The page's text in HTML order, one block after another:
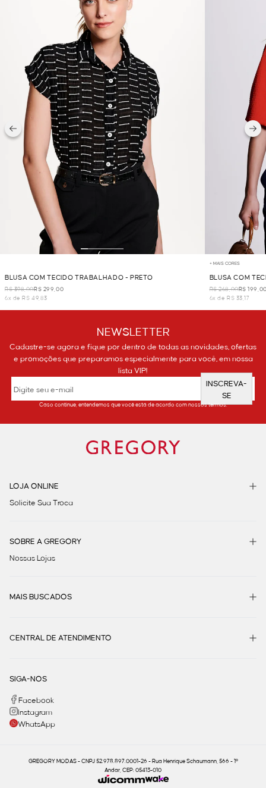
BLUSA COM TECIDO TRABALHADO - PRETO
R$ 398,00R$ 299,00
6x de R$ 49,83
+ MAIS CORES
BLUSA COM
R$ 268,00R$
6x de R$ 33,17
NEWSLETTER
Cadastre-se agora e fique por dentro de todas as novidades, ofertas
e promoções que preparamos especialmente para você, em nossa
lista VIP!
INSCREVA-
SE
Caso continue, entendemos que você está de acordo com nossos termos.
LOJA ONLINE
Solicite Sua Troca
SOBRE A GREGORY
Nossas Lojas
MAIS BUSCADOS
CENTRAL DE ATENDIMENTO
SIGA-NOS
Facebook
Instagram
WhatsApp
GREGORY MODAS - CNPJ 52.978.897.0001-26 - Rua Henrique Schaumann, 566 - 1º
Andar, CEP: 05413-010